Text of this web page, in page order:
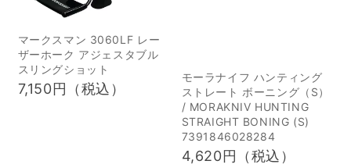
配線を用意する必要がな
いため、設置場所を選ば
ず誰でも簡単に利用でき
ます。 初心者ハンターこ
そトレイルカメラを活用
いて、狩猟が身近なもの
である場合だけではな
く、都会に住んでいなが
らときどき狩猟を楽しむ
ために山に入る人もいま
マークスマン 3060LF レー
ザーホーク アジェスタブル
スリングショット
7,150円（税込）
モーラナイフ ハンティング
ストレート ボーニング（S）
/ MORAKNIV HUNTING
STRAIGHT BONING (S)
7391846028284
4,620円（税込）